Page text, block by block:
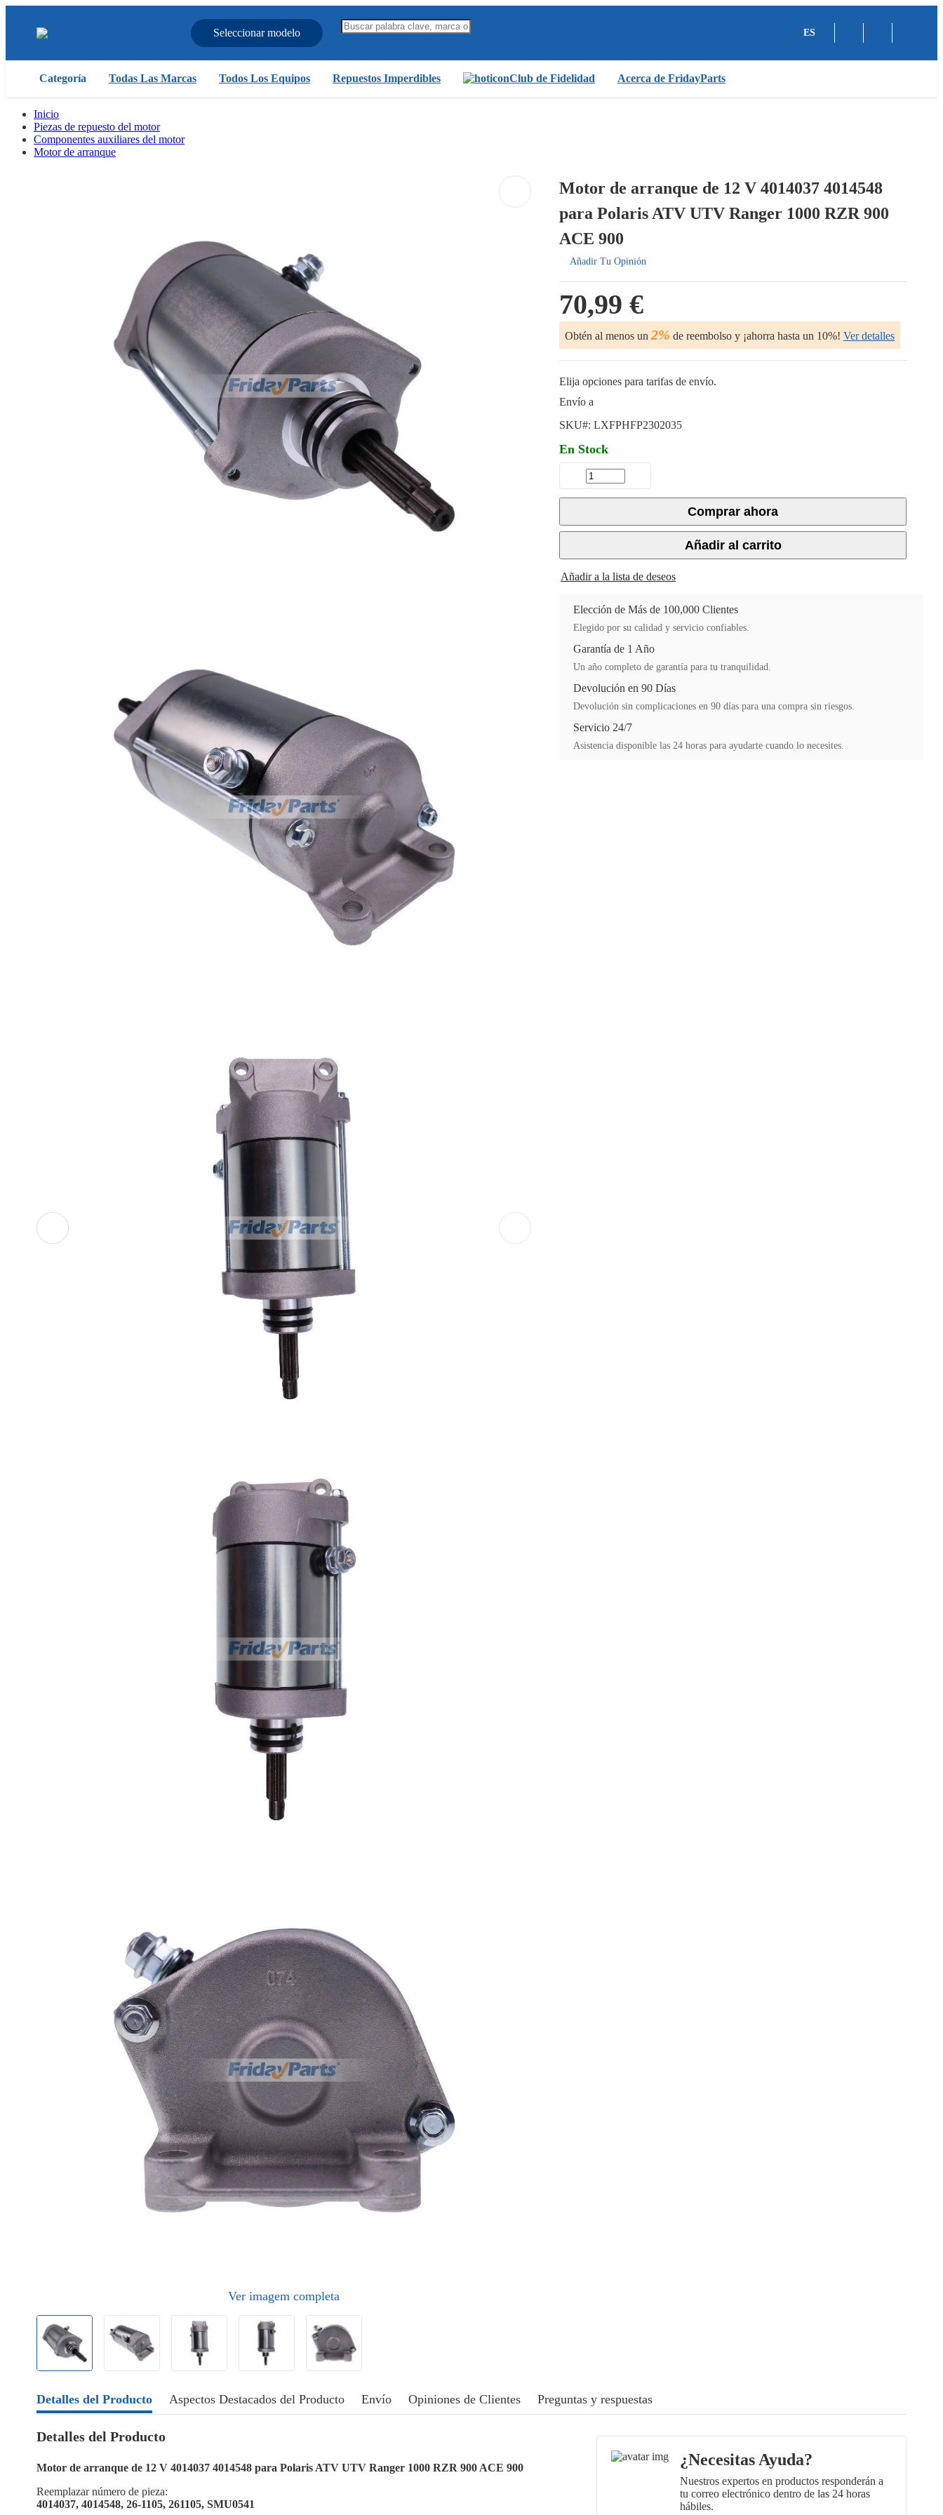
Seleccionar modelo ES
Categoría Todas Las Marcas Todos Los Equipos Repuestos Imperdibles Club de Fidelidad Acerca de FridayParts
Inicio
Piezas de repuesto del motor
Componentes auxiliares del motor
Motor de arranque
Ver imagem completa
Motor de arranque de 12 V 4014037 4014548
para Polaris ATV UTV Ranger 1000 RZR 900
ACE 900
Añadir Tu Opinión
70,99 €
Obtén al menos un 2% de reembolso y ¡ahorra hasta un 10%! Ver detalles
Elija opciones para tarifas de envío.
Envío a
SKU#: LXFPHFP2302035
En Stock
Comprar ahora
Añadir al carrito
Añadir a la lista de deseos
Elección de Más de 100,000 Clientes
Elegido por su calidad y servicio confiables.
Garantía de 1 Año
Un año completo de garantía para tu tranquilidad.
Devolución en 90 Días
Devolución sin complicaciones en 90 días para una compra sin riesgos.
Servicio 24/7
Asistencia disponible las 24 horas para ayudarte cuando lo necesites.
Detalles del Producto Aspectos Destacados del Producto Envío Opiniones de Clientes Preguntas y respuestas
Detalles del Producto
Motor de arranque de 12 V 4014037 4014548 para Polaris ATV UTV Ranger 1000 RZR 900 ACE 900
Reemplazar número de pieza:
4014037, 4014548, 26-1105, 261105, SMU0541
¿Necesitas Ayuda?
Nuestros expertos en productos responderán a
tu correo electrónico dentro de las 24 horas
hábiles.